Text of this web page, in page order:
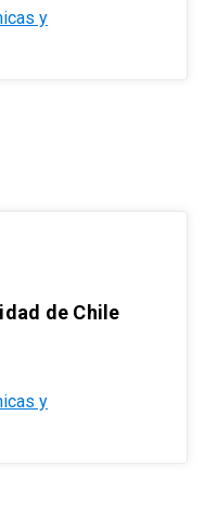
y
de Chile
y